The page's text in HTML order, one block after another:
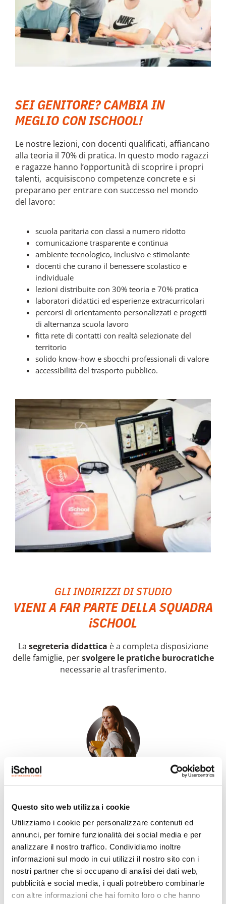
Questo sito web utilizza i cookie
Utilizziamo i cookie per personalizzare contenuti ed
annunci, per fornire funzionalità dei social media e per
analizzare il nostro traffico. Condividiamo inoltre
informazioni sul modo in cui utilizzi il nostro sito con i
nostri partner che si occupano di analisi dei dati web,
pubblicità e social media, i quali potrebbero combinarle
con altre informazioni che hai fornito loro o che hanno
SEI GENITORE? CAMBIA IN
MEGLIO CON ISCHOOL!
Le nostre lezioni, con docenti qualificati, affiancano
alla teoria il 70% di pratica. In questo modo ragazzi
e ragazze hanno l’opportunità di scoprire i propri
talenti, acquisiscono competenze concrete e si
preparano per entrare con successo nel mondo
del lavoro:
scuola paritaria con classi a numero ridotto
comunicazione trasparente e continua
ambiente tecnologico, inclusivo e stimolante
docenti che curano il benessere scolastico e
individuale
lezioni distribuite con 30% teoria e 70% pratica
laboratori didattici ed esperienze extracurricolari
percorsi di orientamento personalizzati e progetti
di alternanza scuola lavoro
fitta rete di contatti con realtà selezionate del
territorio
solido know-how e sbocchi professionali di valore
accessibilità del trasporto pubblico.
GLI INDIRIZZI DI STUDIO
VIENI A FAR PARTE DELLA SQUADRA
iSCHOOL
La segreteria didattica è a completa disposizione
delle famiglie, persvolgere le pratiche burocratiche
necessarie al trasferimento.
Acquisisci unasolida formazionescientifica e impari a
conoscere le più avanzate tecnologie, preparandoti per
vincere le sfide del futuro.